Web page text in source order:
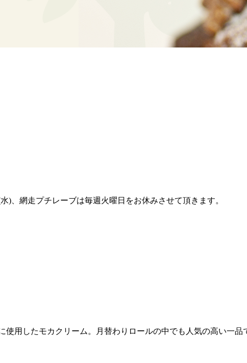
)、網走プチレーブは毎週火曜日をお休みさせて頂きます。
用したモカクリーム。月替わりロールの中でも人気の高い一品